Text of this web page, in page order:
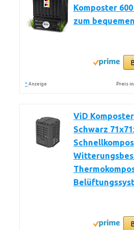
Komposter
zum
* Anzeige Preis
ViD
Schwarz